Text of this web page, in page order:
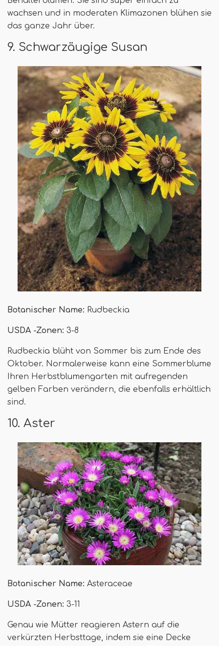
wachsen und in moderaten Klimazonen blühen sie
das ganze Jahr über.
9. Schwarzäugige Susan
Botanischer Name: Rudbeckia
USDA -Zonen: 3-8
Rudbeckia blüht von Sommer bis zum Ende des
Oktober. Normalerweise kann eine Sommerblume
Ihren Herbstblumengarten mit aufregenden
gelben Farben verändern, die ebenfalls erhältlich
sind.
10. Aster
Botanischer Name: Asteraceae
USDA -Zonen: 3-11
Genau wie Mütter reagieren Astern auf die
verkürzten Herbsttage, indem sie eine Decke